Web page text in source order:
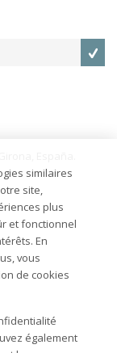
similaires
site,
plus
et fonctionnel
En
vous
de cookies
également